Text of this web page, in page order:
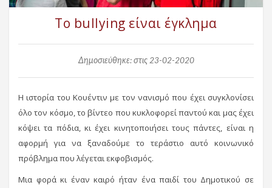
Το bullying είναι έγκλημα
Δημοσιεύθηκε: στις 23-02-2020
Η ιστορία του Κουέντιν με τον νανισμό που έχει συγκλονίσει
όλο τον κόσμο, το βίντεο που κυκλοφορεί παντού και μας έχει
κόψει τα πόδια, κι έχει κινητοποιήσει τους πάντες, είναι η
αφορμή για να ξαναδούμε το τεράστιο αυτό κοινωνικό
πρόβλημα που λέγεται εκφοβισμός.
Μια φορά κι έναν καιρό ήταν ένα παιδί του Δημοτικού σε